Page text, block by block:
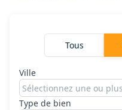
Tous
Ville
Type de bien